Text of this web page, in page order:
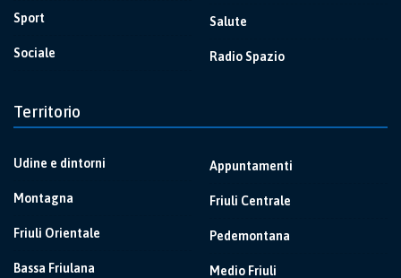
Sport
Sociale
Salute
Radio Spazio
Territorio
Udine e dintorni
Montagna
Friuli Orientale
Bassa Friulana
Appuntamenti
Friuli Centrale
Pedemontana
Medio Friuli